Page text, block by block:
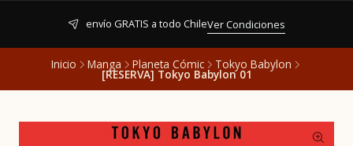
envío GRATIS a todo ChileVer Condiciones
Inicio Manga Planeta Cómic Tokyo Babylon
[RESERVA] Tokyo Babylon 01